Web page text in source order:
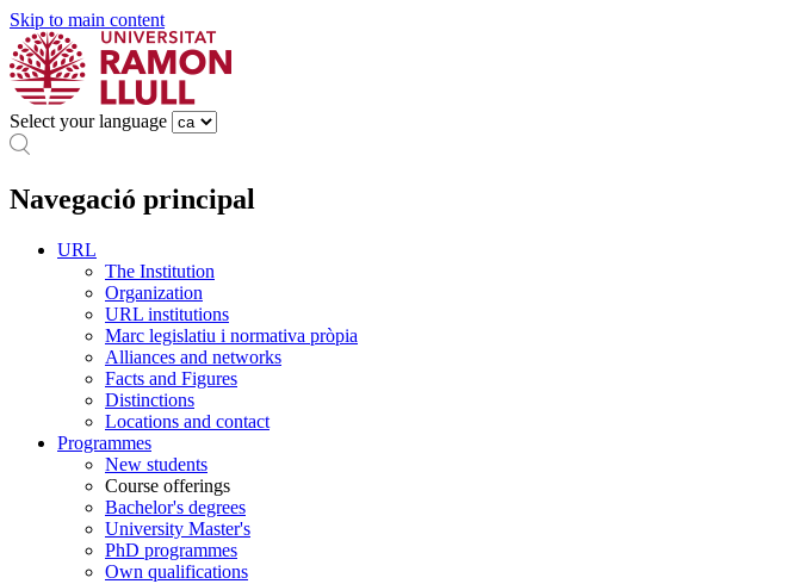
Skip to main content
Select your language
Navegació principal
URL
The Institution
Organization
URL institutions
Marc legislatiu i normativa pròpia
Alliances and networks
Facts and Figures
Distinctions
Locations and contact
Programmes
New students
Course offerings
Bachelor's degrees
University Master's
PhD programmes
Own qualifications